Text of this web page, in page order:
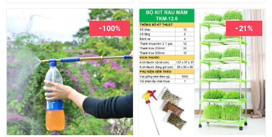
-100% -21%